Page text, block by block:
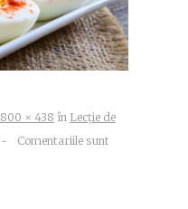
800 × 438 în Lecție de
~
Comentariile sunt